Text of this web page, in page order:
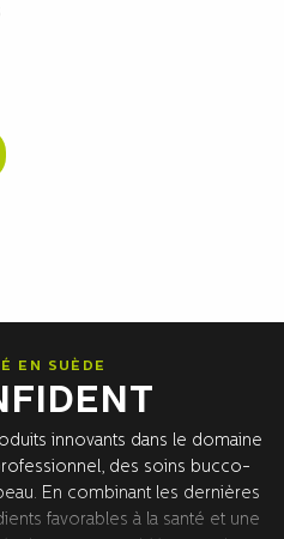
EN SUÈDE
innovants dans le domaine
des soins bucco-
En combinant les dernières
favorables à la santé et une